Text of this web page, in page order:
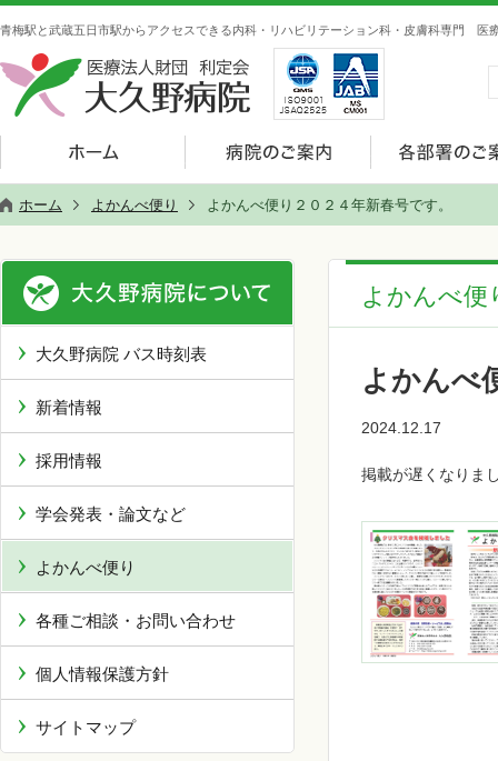
青梅駅と武蔵五日市駅からアクセスできる内科・リハビリテーション科・皮膚科専門 医
ホーム よかんべ便り よかんべ便り２０２４年新春号です。
よかんべ便
よかんべ
2024.12.17
掲載が遅くなりま
大久野病院 バス時刻表
新着情報
採用情報
学会発表・論文など
よかんべ便り
各種ご相談・お問い合わせ
個人情報保護方針
サイトマップ